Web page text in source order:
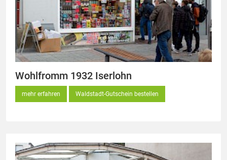
Wohlfromm 1932 Iserlohn
mehr erfahren Waldstadt-Gutschein bestellen